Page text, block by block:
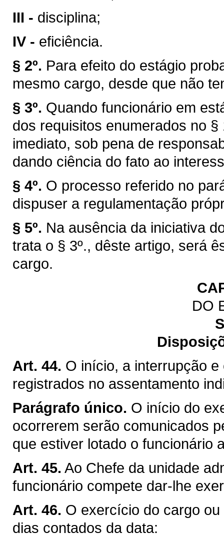
III - disciplina;
IV - eficiência.
§ 2º. Para efeito do estágio
mesmo cargo, desde que não
§ 3º. Quando funcionário em
dos requisitos enumerados no
imediato, sob pena de
dando ciência do fato ao
§ 4º. O processo referido no
dispuser a regulamentação
§ 5º. Na ausência da iniciativa
trata o § 3º., dêste artigo, será
cargo.
DO
Art. 44. O início, a interrupção
registrados no assentamento
Parágrafo único. O início do
ocorrerem serão comunicados
que estiver lotado o funcionário
Art. 45. Ao Chefe da unidade
funcionário compete dar-lhe
Art. 46. O exercício do cargo
dias contados da data: